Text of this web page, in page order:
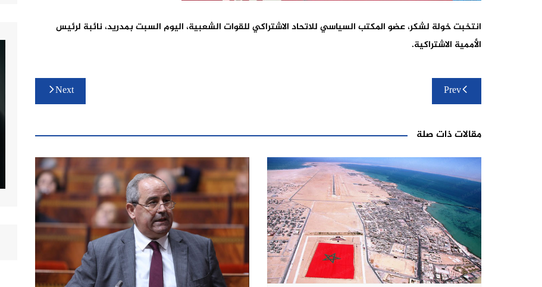
انتخبت خولة لشكر، عضو المكتب السياسي للاتحاد الاشتراكي للقوات الشعبية، اليوم السبت بمدريد، نائبة لرئيس
الأممية الاشتراكية.
تصفّح
المقالات
Prev
Next
مقالات ذات صلة